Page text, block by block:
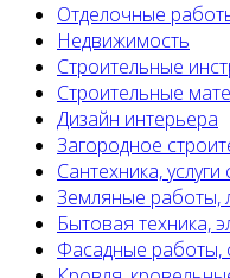
Отделочные
Недвижимость
Строительные
Строительные
Дизайн интерьера
Загородное
Сантехника, услуги
Земляные работы,
Бытовая техника,
Фасадные работы,